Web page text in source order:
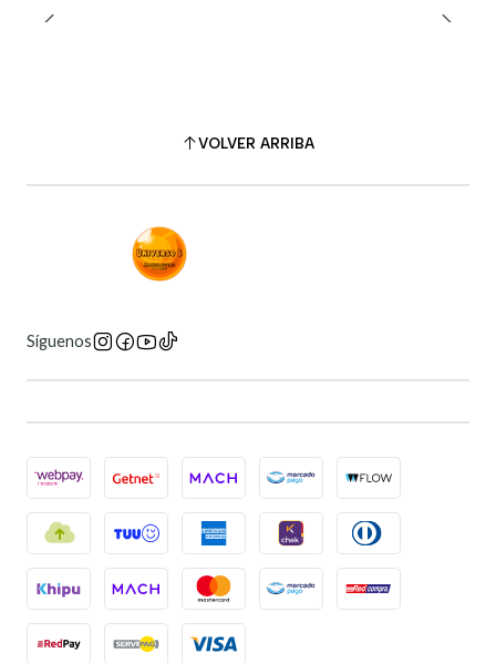
VOLVER ARRIBA
Síguenos